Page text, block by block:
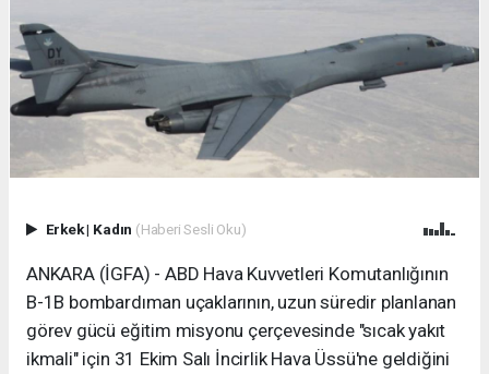
Erkek| Kadın (Haberi Sesli Oku)
ANKARA (İGFA) - ABD Hava Kuvvetleri Komutanlığının
B-1B bombardıman uçaklarının, uzun süredir planlanan
görev gücü eğitim misyonu çerçevesinde "sıcak yakıt
ikmali" için 31 Ekim Salı İncirlik Hava Üssü'ne geldiğini